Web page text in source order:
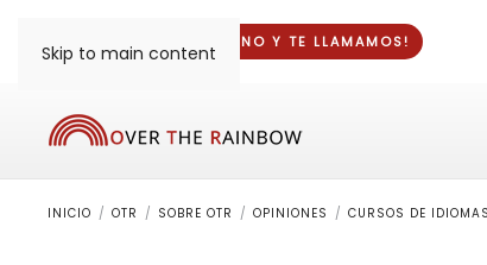
Skip to main content
¡DINOS TU TELÉFONO Y TE LLAMAMOS!
INICIO OTR SOBRE OTR OPINIONES CURSOS DE IDIOMAS